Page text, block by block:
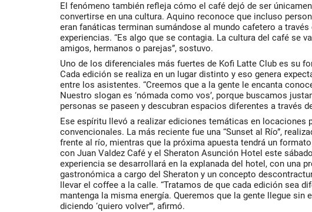
El fenómeno también refleja cómo el café dejó de ser
convertirse en una cultura. Aquino reconoce que incluso
eran fanáticas terminan sumándose al mundo cafetero a través
experiencias. “Es algo que se contagia. La cultura del café se
amigos, hermanos o parejas”, sostuvo.
Uno de los diferenciales más fuertes de Kofi Latte Club es su
Cada edición se realiza en un lugar distinto y eso genera
entre los asistentes. “Creemos que a la gente le encanta
Nuestro slogan es ‘nómada como vos’, porque buscamos
personas se paseen y descubran espacios diferentes a través
Ese espíritu llevó a realizar ediciones temáticas en locaciones
convencionales. La más reciente fue una “Sunset al Río”,
frente al río, mientras que la próxima apuesta tendrá un
con Juan Valdez Café y el Sheraton Asunción Hotel este
experiencia se desarrollará en la explanada del hotel, con una
gastronómica a cargo del Sheraton y un concepto
llevar el coffee a la calle. “Tratamos de que cada edición sea
mantenga la misma energía. Queremos que la gente llegue sin
diciendo ‘quiero volver’”, afirmó.